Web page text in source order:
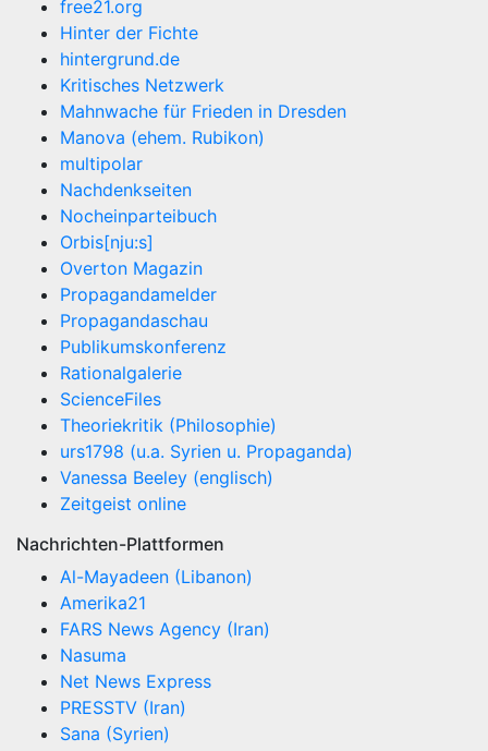
free21.org
Hinter der Fichte
hintergrund.de
Kritisches Netzwerk
Mahnwache für Frieden in Dresden
Manova (ehem. Rubikon)
multipolar
Nachdenkseiten
Nocheinparteibuch
Orbis[nju:s]
Overton Magazin
Propagandamelder
Propagandaschau
Publikumskonferenz
Rationalgalerie
ScienceFiles
Theoriekritik (Philosophie)
urs1798 (u.a. Syrien u. Propaganda)
Vanessa Beeley (englisch)
Zeitgeist online
Nachrichten-Plattformen
Al-Mayadeen (Libanon)
Amerika21
FARS News Agency (Iran)
Nasuma
Net News Express
PRESSTV (Iran)
Sana (Syrien)